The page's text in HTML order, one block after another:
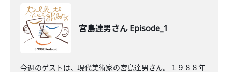
宮島達男さん Episode_1
今週のゲストは、現代美術家の宮島達男さん。１９８８年